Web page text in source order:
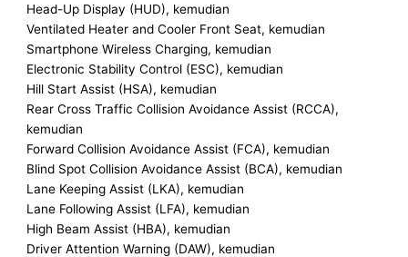
Head-Up Display (HUD), kemudian
Ventilated Heater and Cooler Front Seat, kemudian
Smartphone Wireless Charging, kemudian
Electronic Stability Control (ESC), kemudian
Hill Start Assist (HSA), kemudian
Rear Cross Traffic Collision Avoidance Assist (RCCA),
kemudian
Forward Collision Avoidance Assist (FCA), kemudian
Blind Spot Collision Avoidance Assist (BCA), kemudian
Lane Keeping Assist (LKA), kemudian
Lane Following Assist (LFA), kemudian
High Beam Assist (HBA), kemudian
Driver Attention Warning (DAW), kemudian